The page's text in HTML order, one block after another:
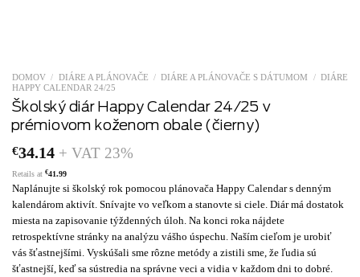
DOMOV / DIÁRE A PLÁNOVAČE / DIÁRE A PLÁNOVAČE S DÁTUMOM / DIÁRE
HAPPY CALENDAR 24/25
Školský diár Happy Calendar 24/25 v
prémiovom koženom obale (čierny)
€34.14 + VAT 23%
Retails at €41.99
Naplánujte si školský rok pomocou plánovača Happy Calendar s denným
kalendárom aktivít. Snívajte vo veľkom a stanovte si ciele. Diár má dostatok
miesta na zapisovanie týždenných úloh. Na konci roka nájdete
retrospektívne stránky na analýzu vášho úspechu. Naším cieľom je urobiť
vás šťastnejšími. Vyskúšali sme rôzne metódy a zistili sme, že ľudia sú
šťastnejší, keď sa sústredia na správne veci a vidia v každom dni to dobré.